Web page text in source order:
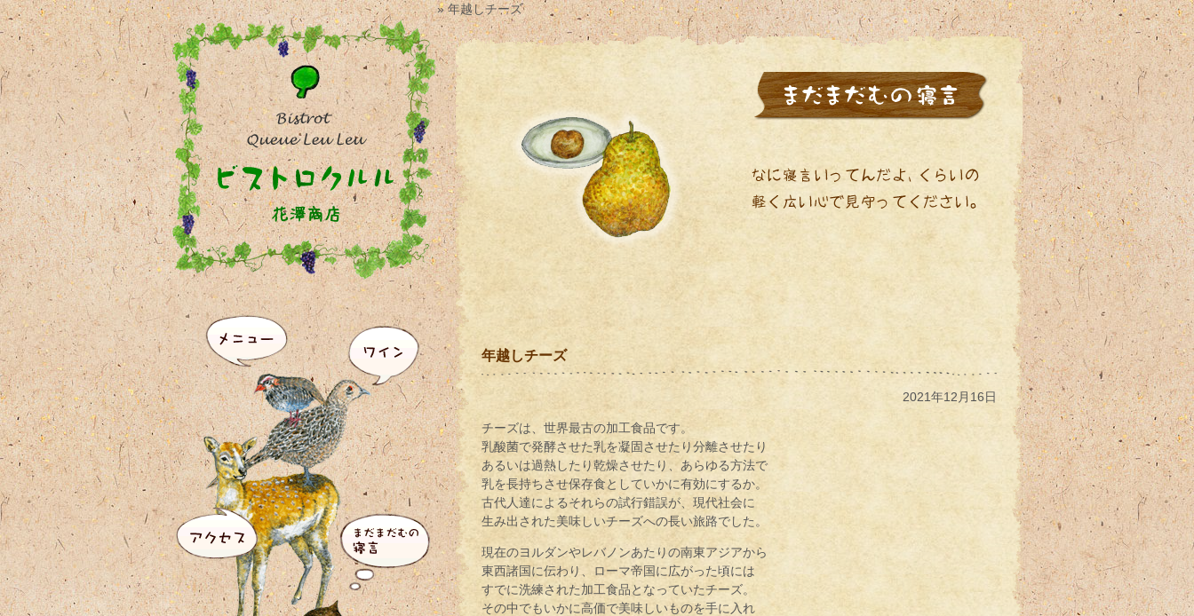
» 年越しチーズ
年越しチーズ
2021年12月16日
チーズは、世界最古の加工食品です。
乳酸菌で発酵させた乳を凝固させたり分離させたり
あるいは過熱したり乾燥させたり、あらゆる方法で
乳を長持ちさせ保存食としていかに有効にするか。
古代人達によるそれらの試行錯誤が、現代社会に
生み出された美味しいチーズへの長い旅路でした。
現在のヨルダンやレバノンあたりの南東アジアから
東西諸国に伝わり、ローマ帝国に広がった頃には
すでに洗練された加工食品となっていたチーズ。
その中でもいかに高価で美味しいものを手に入れ